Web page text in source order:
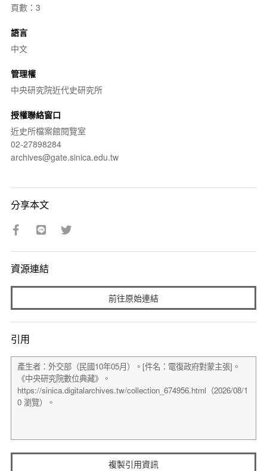
頁數：3
語言
中文
管理權
中央研究院近代史研究所
授權聯絡窗口
近史所檔案館閱覽室
02-27898284
archives@gate.sinica.edu.tw
分享本文
資源連結
前往原始連結
引用
複製引用資訊